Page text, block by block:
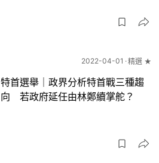
2022-04-01 精選 ★
特首選舉｜政界分析特首戰三種趨
向 若政府延任由林鄭續掌舵？